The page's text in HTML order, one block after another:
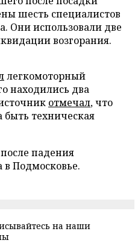
шесть специалистов
Они использовали две
возгорания.
легкомоторный
находились два
отмечал, что
техническая
после падения
в Подмосковье.
на наши